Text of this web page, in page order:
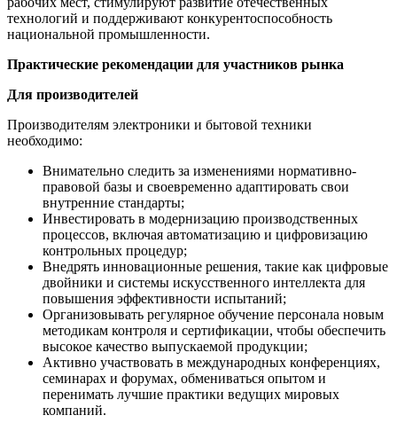
технологий и поддерживают конкурентоспособность
национальной промышленности.
Практические рекомендации для участников рынка
Для производителей
Производителям электроники и бытовой техники
необходимо:
Внимательно следить за изменениями нормативно-
правовой базы и своевременно адаптировать свои
внутренние стандарты;
Инвестировать в модернизацию производственных
процессов, включая автоматизацию и цифровизацию
контрольных процедур;
Внедрять инновационные решения, такие как цифровые
двойники и системы искусственного интеллекта для
повышения эффективности испытаний;
Организовывать регулярное обучение персонала новым
методикам контроля и сертификации, чтобы обеспечить
высокое качество выпускаемой продукции;
Активно участвовать в международных конференциях,
семинарах и форумах, обмениваться опытом и
перенимать лучшие практики ведущих мировых
компаний.